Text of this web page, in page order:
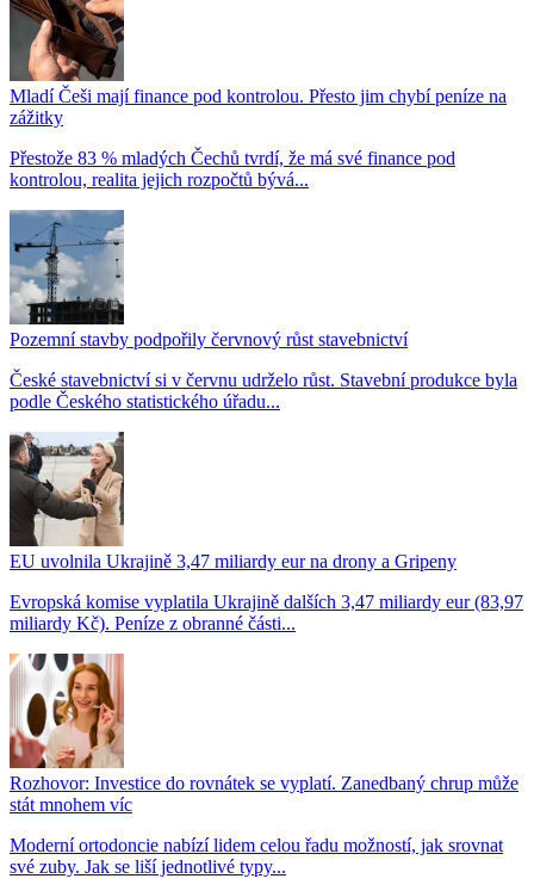
Mladí Češi mají finance pod kontrolou. Přesto jim chybí peníze na
zážitky
Přestože 83 % mladých Čechů tvrdí, že má své finance pod
kontrolou, realita jejich rozpočtů bývá...
Pozemní stavby podpořily červnový růst stavebnictví
České stavebnictví si v červnu udrželo růst. Stavební produkce byla
podle Českého statistického úřadu...
EU uvolnila Ukrajině 3,47 miliardy eur na drony a Gripeny
Evropská komise vyplatila Ukrajině dalších 3,47 miliardy eur (83,97
miliardy Kč). Peníze z obranné části...
Rozhovor: Investice do rovnátek se vyplatí. Zanedbaný chrup může
stát mnohem víc
Moderní ortodoncie nabízí lidem celou řadu možností, jak srovnat
své zuby. Jak se liší jednotlivé typy...